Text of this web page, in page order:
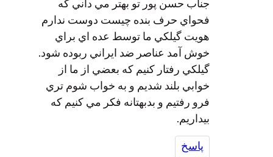
جناب حسن پور تو بهتر مي داني كه
فحواي حرف بنده چيست دوست ندارم
هويت گيلكي ما توسط عده اي براي
خوش آمد عناصر ضد ايراني ربوده شود.
گيلكي رفتار كنيم كه بعضي از ما از
خوابي بلند شديم و به خواب شوم تري
فرو رفتيم و بدبهتانه فكر مي كنيم كه
بيداريم.
پاسخ